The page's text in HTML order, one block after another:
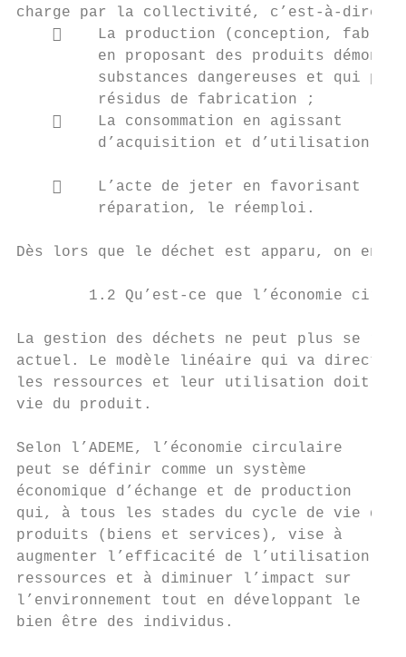
charge par la collectivité, c’est-à-dire
    La production (conception,
en proposant des produits
substances dangereuses et qui
résidus de fabrication ;
    La consommation en agissant
d’acquisition et d’utilisation ;
    L’acte de jeter en favorisant le
         réparation, le réemploi.
Dès lors que le déchet est apparu, on
1.2 Qu’est-ce que l’économie
La gestion des déchets ne peut plus se
actuel. Le modèle linéaire qui va
les ressources et leur utilisation doit
vie du produit.
Selon l’ADEME, l’économie circulaire
peut se définir comme un système
économique d’échange et de production
qui, à tous les stades du cycle de vie des
produits (biens et services), vise à
augmenter l’efficacité de l’utilisation des
ressources et à diminuer l’impact sur
l’environnement tout en développant le
bien être des individus.